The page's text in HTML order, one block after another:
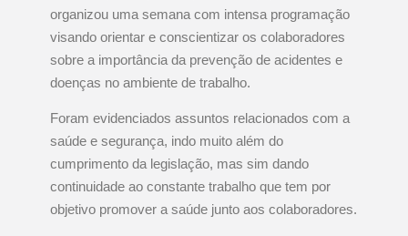
organizou uma semana com intensa programação
visando orientar e conscientizar os colaboradores
sobre a importância da prevenção de acidentes e
doenças no ambiente de trabalho.
Foram evidenciados assuntos relacionados com a
saúde e segurança, indo muito além do
cumprimento da legislação, mas sim dando
continuidade ao constante trabalho que tem por
objetivo promover a saúde junto aos colaboradores.